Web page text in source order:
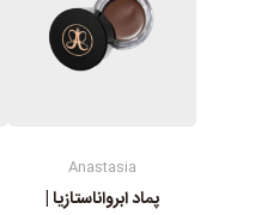
Anastasia
پماد ابرواناستازیا |